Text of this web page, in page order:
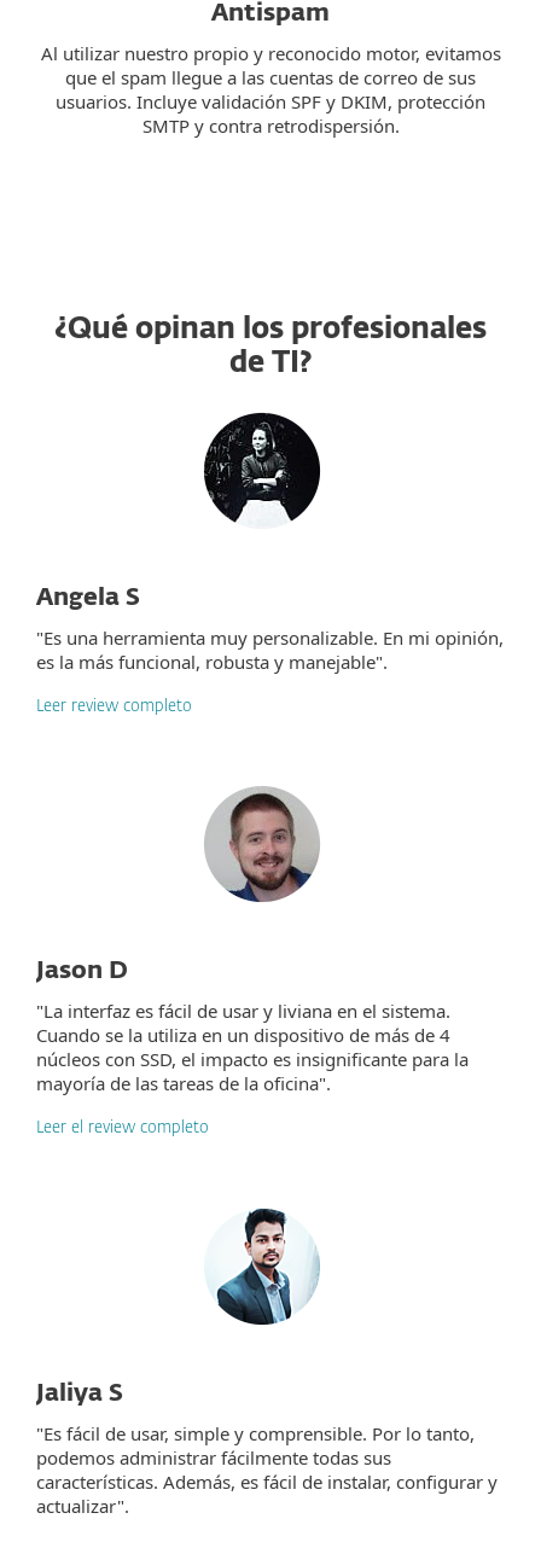
Antispam
Al utilizar nuestro propio y reconocido motor, evitamos
que el spam llegue a las cuentas de correo de sus
usuarios. Incluye validación SPF y DKIM, protección
SMTP y contra retrodispersión.
¿Qué opinan los profesionales
de TI?
Angela S
"Es una herramienta muy personalizable. En mi opinión,
es la más funcional, robusta y manejable".
Leer review completo
Jason D
"La interfaz es fácil de usar y liviana en el sistema.
Cuando se la utiliza en un dispositivo de más de 4
núcleos con SSD, el impacto es insignificante para la
mayoría de las tareas de la oficina".
Leer el review completo
Jaliya S
"Es fácil de usar, simple y comprensible. Por lo tanto,
podemos administrar fácilmente todas sus
características. Además, es fácil de instalar, configurar y
actualizar".